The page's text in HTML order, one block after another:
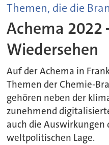
Themen, die die
Achema 2022
Wiedersehen
Auf der Achema in
Themen der Chemie-
gehören neben der
zunehmend
auch die Auswirkungen
weltpolitischen Lage.